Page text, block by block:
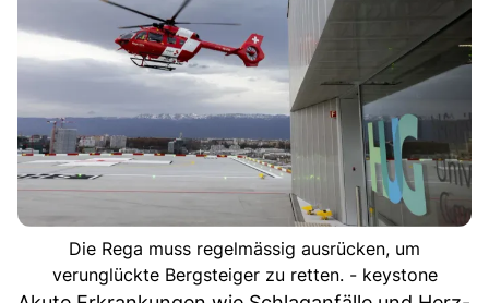
Die Rega muss regelmässig ausrücken, um
verunglückte Bergsteiger zu retten. - keystone